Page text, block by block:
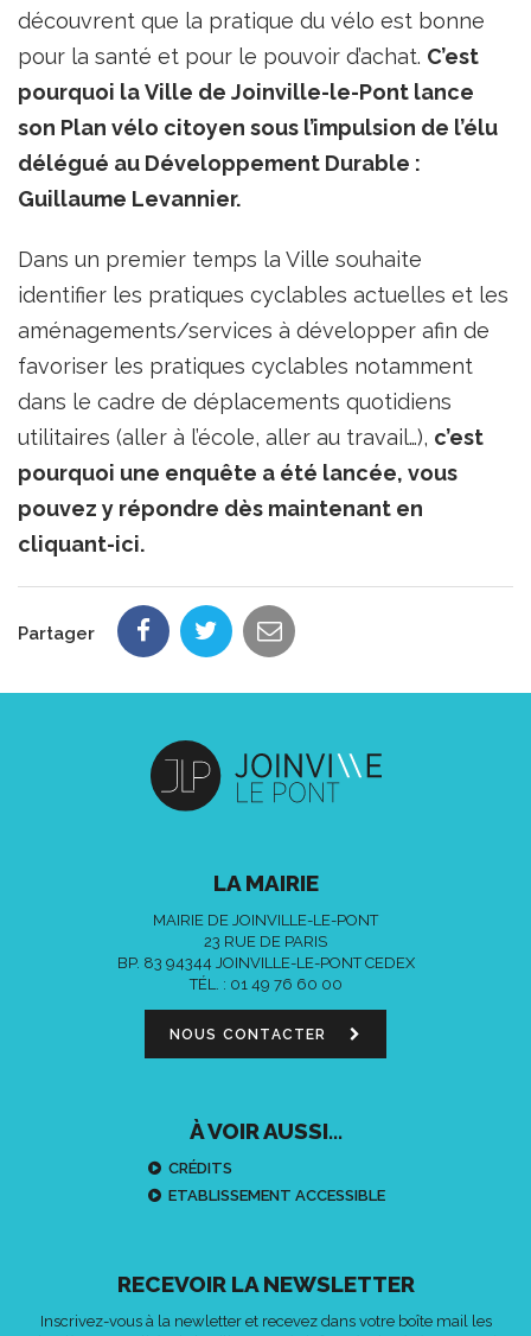
découvrent que la pratique du vélo est bonne
pour la santé et pour le pouvoir d’achat. C’est
pourquoi la Ville de Joinville-le-Pont lance
son Plan vélo citoyen sous l’impulsion de l’élu
délégué au Développement Durable :
Guillaume Levannier.
Dans un premier temps la Ville souhaite
identifier les pratiques cyclables actuelles et les
aménagements/services à développer afin de
favoriser les pratiques cyclables notamment
dans le cadre de déplacements quotidiens
utilitaires (aller à l’école, aller au travail…), c’est
pourquoi une enquête a été lancée, vous
pouvez y répondre dès maintenant en
cliquant-ici.
Partager
LA MAIRIE
MAIRIE DE JOINVILLE-LE-PONT
23 RUE DE PARIS
BP. 83 94344 JOINVILLE-LE-PONT CEDEX
TÉL. : 01 49 76 60 00
NOUS CONTACTER
À VOIR AUSSI...
CRÉDITS
ETABLISSEMENT ACCESSIBLE
RECEVOIR LA NEWSLETTER
Inscrivez-vous à la newletter et recevez dans votre boîte mail les